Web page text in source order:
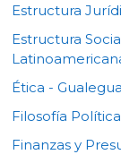
Estructura
Estructura
Ética -
Filosofía Política
Finanzas y